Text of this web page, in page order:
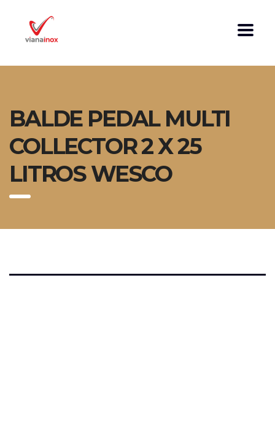
BALDE PEDAL MULTI
COLLECTOR 2 X 25
LITROS WESCO